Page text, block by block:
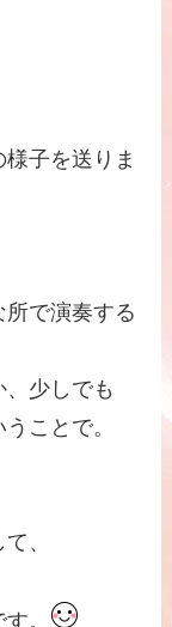
子を送りま
で演奏する
少しでも
ことで。
、
。